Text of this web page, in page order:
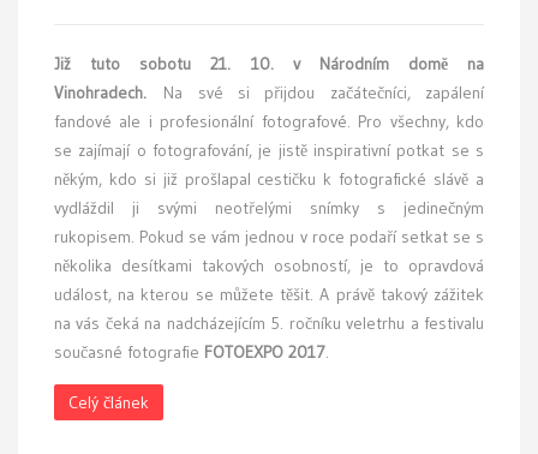
Již tuto sobotu 21. 10. v Národním domě na
Vinohradech. Na své si přijdou začátečníci, zapálení
fandové ale i profesionální fotografové. Pro všechny, kdo
se zajímají o fotografování, je jistě inspirativní potkat se s
někým, kdo si již prošlapal cestičku k fotografické slávě a
vydláždil ji svými neotřelými snímky s jedinečným
rukopisem. Pokud se vám jednou v roce podaří setkat se s
několika desítkami takových osobností, je to opravdová
událost, na kterou se můžete těšit. A právě takový zážitek
na vás čeká na nadcházejícím 5. ročníku veletrhu a festivalu
současné fotografie FOTOEXPO 2017.
Celý článek